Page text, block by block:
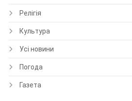
Релігія
Культура
Усі новини
Погода
Газета